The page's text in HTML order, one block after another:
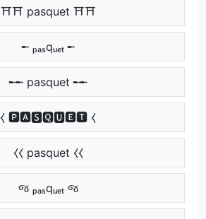
⛩⛩ pasquet ⛩⛩
╾ ₚₐₛqᵤₑₜ ╾
╾╾ pasquet ╾╾
⧼ 🅿🅰🆂🆀🆄🅴🆃 ⧼
⧼⧼ pasquet ⧼⧼
જ ₚₐₛqᵤₑₜ જ